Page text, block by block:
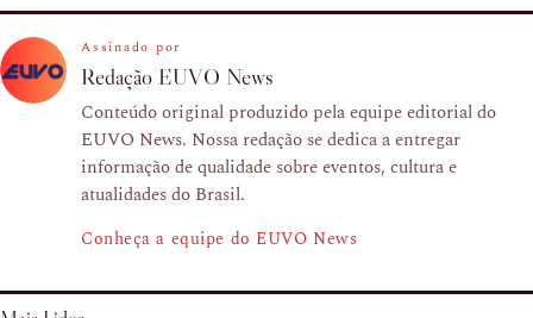
Assinado por
Redação EUVO News
Conteúdo original produzido pela equipe editorial do
EUVO News. Nossa redação se dedica a entregar
informação de qualidade sobre eventos, cultura e
atualidades do Brasil.
Conheça a equipe do EUVO News